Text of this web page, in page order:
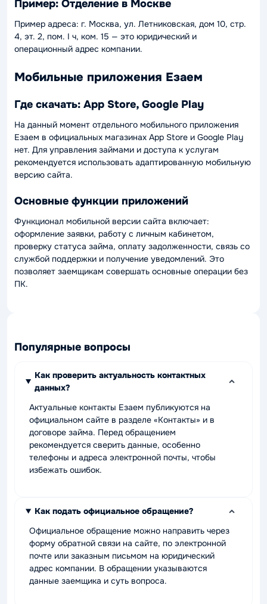
Пример: Отделение в Москве
Пример адреса: г. Москва, ул. Летниковская, дом 10, стр.
4, эт. 2, пом. I ч, ком. 15 — это юридический и
операционный адрес компании.
Мобильные приложения Езаем
Где скачать: App Store, Google Play
На данный момент отдельного мобильного приложения
Езаем в официальных магазинах App Store и Google Play
нет. Для управления займами и доступа к услугам
рекомендуется использовать адаптированную мобильную
версию сайта.
Основные функции приложений
Функционал мобильной версии сайта включает:
оформление заявки, работу с личным кабинетом,
проверку статуса займа, оплату задолженности, связь со
службой поддержки и получение уведомлений. Это
позволяет заемщикам совершать основные операции без
ПК.
Популярные вопросы
Как проверить актуальность контактных
данных?
Актуальные контакты Езаем публикуются на
официальном сайте в разделе «Контакты» и в
договоре займа. Перед обращением
рекомендуется сверить данные, особенно
телефоны и адреса электронной почты, чтобы
избежать ошибок.
Как подать официальное обращение?
Официальное обращение можно направить через
форму обратной связи на сайте, по электронной
почте или заказным письмом на юридический
адрес компании. В обращении указываются
данные заемщика и суть вопроса.